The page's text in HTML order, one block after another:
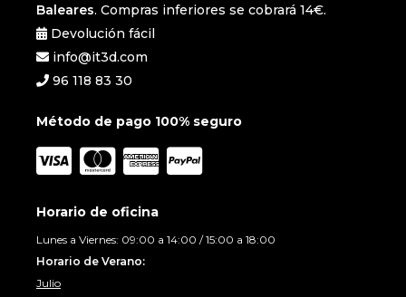
Baleares. Compras inferiores se cobrará 14€.
Devolución fácil
info@it3d.com
96 118 83 30
Método de pago 100% seguro
Horario de oficina
Lunes a Viernes: 09:00 a 14:00 / 15:00 a 18:00
Horario de Verano:
Julio